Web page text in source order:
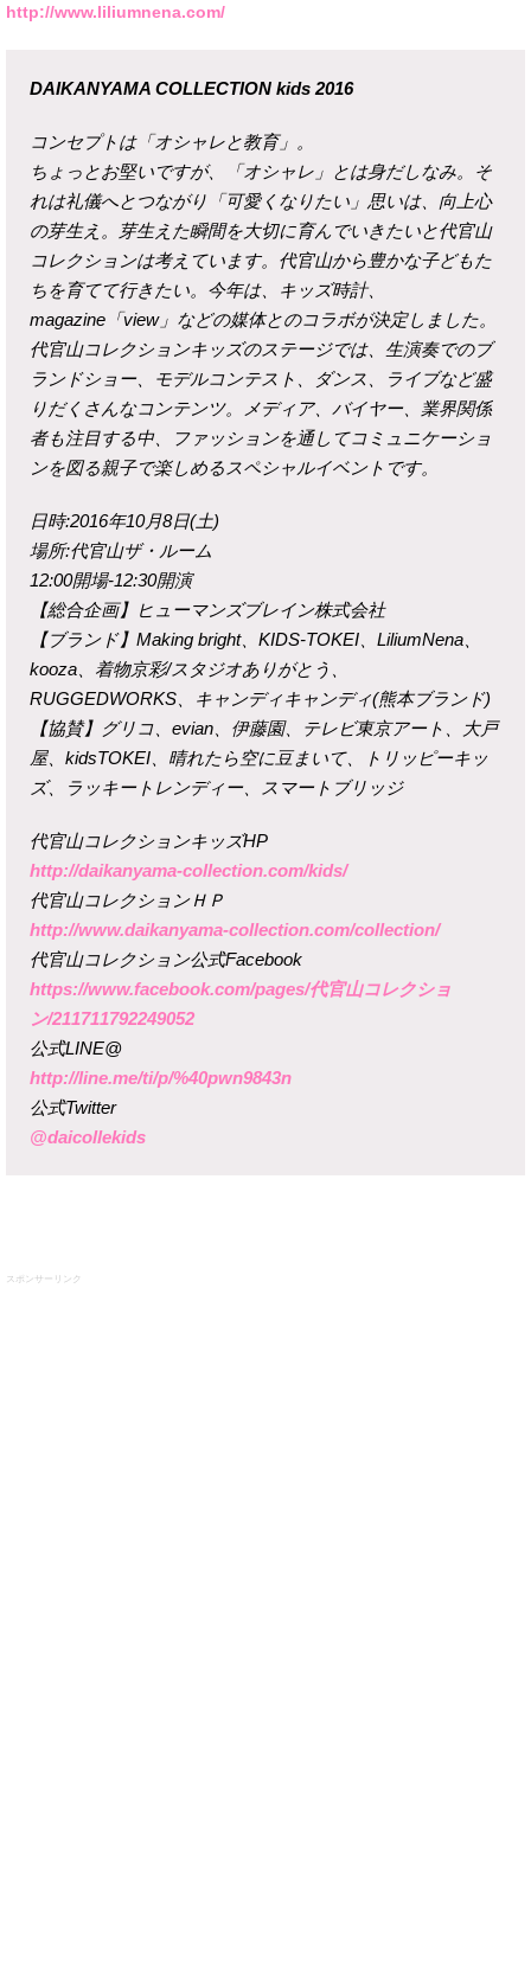
http://www.liliumnena.com/
DAIKANYAMA COLLECTION kids 2016
コンセプトは「オシャレと教育」。
ちょっとお堅いですが、「オシャレ」とは身だしなみ。そ
れは礼儀へとつながり「可愛くなりたい」思いは、向上心
の芽生え。芽生えた瞬間を大切に育んでいきたいと代官山
コレクションは考えています。代官山から豊かな子どもた
ちを育てて行きたい。今年は、キッズ時計、
magazine「view」などの媒体とのコラボが決定しました。
代官山コレクションキッズのステージでは、生演奏でのブ
ランドショー、モデルコンテスト、ダンス、ライブなど盛
りだくさんなコンテンツ。メディア、バイヤー、業界関係
者も注目する中、ファッションを通してコミュニケーショ
ンを図る親子で楽しめるスペシャルイベントです。
日時:2016年10月8日(土)
場所:代官山ザ・ルーム
12:00開場-12:30開演
【総合企画】ヒューマンズブレイン株式会社
【ブランド】Making bright、KIDS-TOKEI、LiliumNena、
kooza、着物京彩/スタジオありがとう、
RUGGEDWORKS、キャンディキャンディ(熊本ブランド)
【協賛】グリコ、evian、伊藤園、テレビ東京アート、大戸
屋、kidsTOKEI、晴れたら空に豆まいて、トリッピーキッ
ズ、ラッキートレンディー、スマートブリッジ
代官山コレクションキッズHP
http://daikanyama-collection.com/kids/
代官山コレクションＨＰ
http://www.daikanyama-collection.com/collection/
代官山コレクション公式Facebook
https://www.facebook.com/pages/代官山コレクショ
ン/211711792249052
公式LINE@
http://line.me/ti/p/%40pwn9843n
公式Twitter
@daicollekids
スポンサーリンク